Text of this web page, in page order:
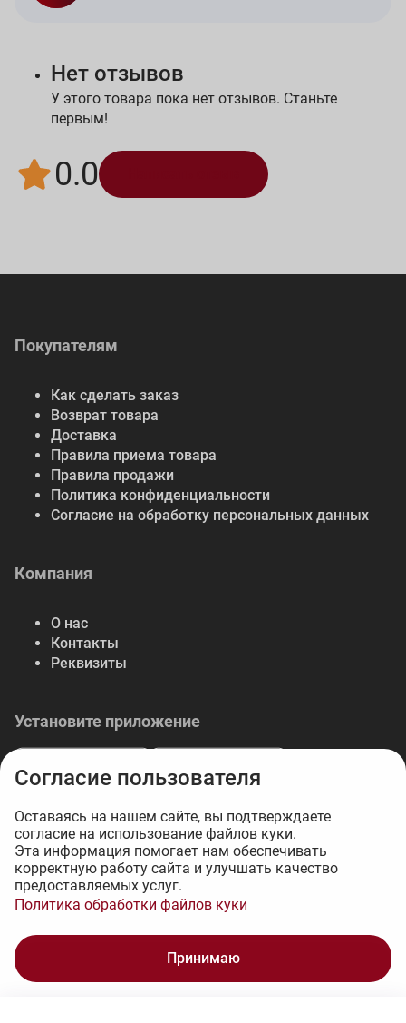
5 685 ₽
В корзину
Нет отзывов
У этого товара пока нет отзывов. Станьте
первым!
0.0
Покупателям
Как сделать заказ
Возврат товара
Доставка
Правила приема товара
Правила продажи
Политика конфиденциальности
Согласие на обработку персональных данных
Компания
О нас
Контакты
Реквизиты
Установите приложение
© 2026 Либерте — весь спектр отделочных
материалов.
Интернет-магазин на 1С-Битрикс - 34web
Согласие пользователя
Оставаясь на нашем сайте, вы подтверждаете
согласие на использование файлов куки.
Эта информация помогает нам обеспечивать
корректную работу сайта и улучшать качество
предоставляемых услуг.
Политика обработки файлов куки
Принимаю